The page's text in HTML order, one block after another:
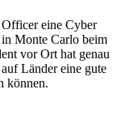
eine Cyber
Monte Carlo beim
vor Ort hat genau
Länder eine gute
können.